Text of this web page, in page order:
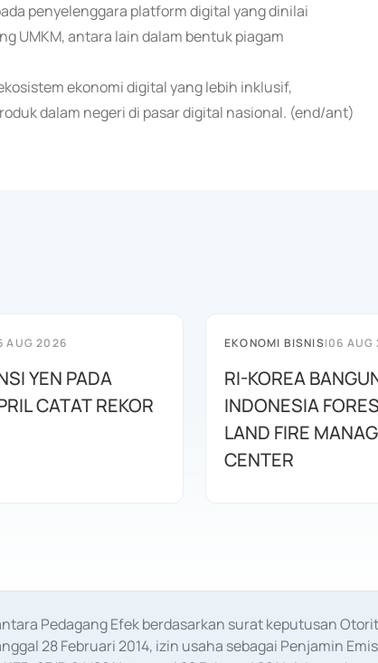
penyelenggara platform digital yang dinilai
UMKM, antara lain dalam bentuk piagam
ekonomi digital yang lebih inklusif,
dalam negeri di pasar digital nasional. (end/ant)
AUG 2026
YEN PADA
CATAT REKOR
EKONOMI BISNIS|06 AUG
RI-KOREA
INDONESIA
LAND FIRE
CENTER
Pedagang Efek berdasarkan surat keputusan
28 Februari 2014, izin usaha sebagai Penjamin